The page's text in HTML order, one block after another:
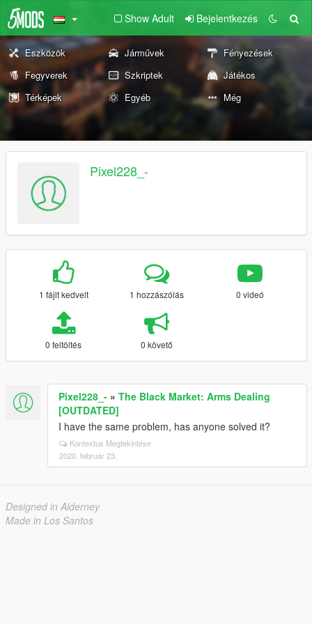
Show Adult Bejelentkezés
Eszközök Járművek
Fényezések
Fegyverek
Szkriptek
Játékos
Térképek
Egyéb Még
Pixel228_-
1 fájlt kedvelt 1 hozzászólás 0 videó
0 feltöltés 0 követő
Pixel228_- » The Black Market: Arms Dealing
[OUTDATED]
I have the same problem, has anyone solved it?
Kontextus Megtekintése
2020. február 23.
Designed in Alderney
Made in Los Santos